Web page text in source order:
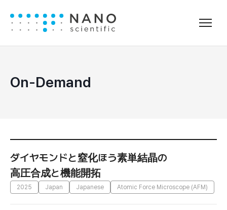
On-Demand
ダイヤモンドと窒化ほう素単結晶の
高圧合成と機能開拓
2025 Japan Japanese Atomic Force Microscope (AFM)